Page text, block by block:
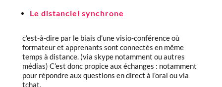
Le distanciel synchrone
c’est-à-dire par le biais d’une visio-conférence où
formateur et apprenants sont connectés en même
temps à distance. (via skype notamment ou autres
médias) C’est donc propice aux échanges : notamment
pour répondre aux questions en direct à l’oral ou via
tchat.